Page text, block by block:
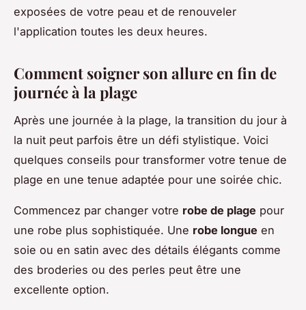
exposées de votre peau et de renouveler
l'application toutes les deux heures.
Comment soigner son allure en fin de
journée à la plage
Après une journée à la plage, la transition du jour à
la nuit peut parfois être un défi stylistique. Voici
quelques conseils pour transformer votre tenue de
plage en une tenue adaptée pour une soirée chic.
Commencez par changer votre robe de plage pour
une robe plus sophistiquée. Une robe longue en
soie ou en satin avec des détails élégants comme
des broderies ou des perles peut être une
excellente option.